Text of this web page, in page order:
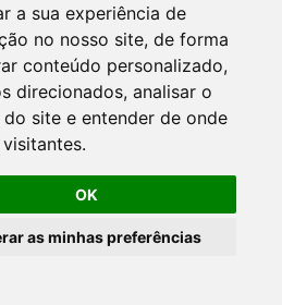
a sua experiência de
no nosso site, de forma
conteúdo personalizado,
direcionados, analisar o
site e entender de onde
OK
as minhas preferências